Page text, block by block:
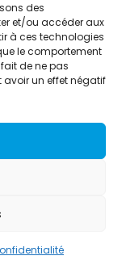
des
et/ou accéder aux
à ces technologies
le comportement
de ne pas
avoir un effet négatif
presse et de
elle conçoit et
à l’international